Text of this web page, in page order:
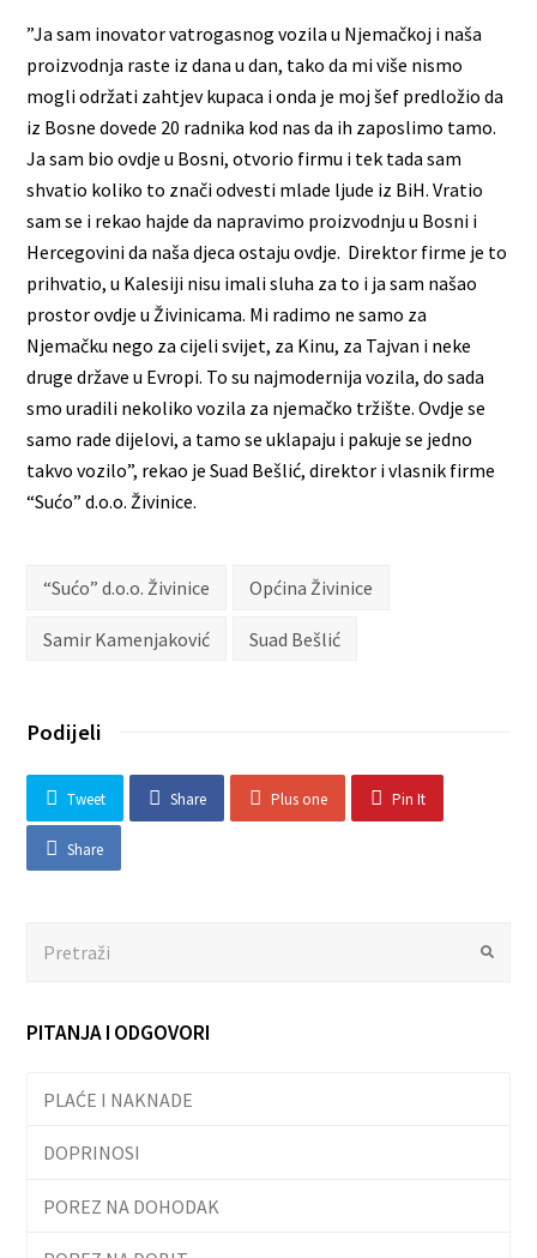
”Ja sam inovator vatrogasnog vozila u Njemačkoj i naša
proizvodnja raste iz dana u dan, tako da mi više nismo
mogli održati zahtjev kupaca i onda je moj šef predložio da
iz Bosne dovede 20 radnika kod nas da ih zaposlimo tamo.
Ja sam bio ovdje u Bosni, otvorio firmu i tek tada sam
shvatio koliko to znači odvesti mlade ljude iz BiH. Vratio
sam se i rekao hajde da napravimo proizvodnju u Bosni i
Hercegovini da naša djeca ostaju ovdje. Direktor firme je to
prihvatio, u Kalesiji nisu imali sluha za to i ja sam našao
prostor ovdje u Živinicama. Mi radimo ne samo za
Njemačku nego za cijeli svijet, za Kinu, za Tajvan i neke
druge države u Evropi. To su najmodernija vozila, do sada
smo uradili nekoliko vozila za njemačko tržište. Ovdje se
samo rade dijelovi, a tamo se uklapaju i pakuje se jedno
takvo vozilo”, rekao je Suad Bešlić, direktor i vlasnik firme
“Sućo” d.o.o. Živinice.
“Sućo” d.o.o. Živinice Općina Živinice
Samir Kamenjaković Suad Bešlić
Podijeli
Tweet Share Plus one Pin It
Share
Submit
PITANJA I ODGOVORI
PLAĆE I NAKNADE
DOPRINOSI
POREZ NA DOHODAK